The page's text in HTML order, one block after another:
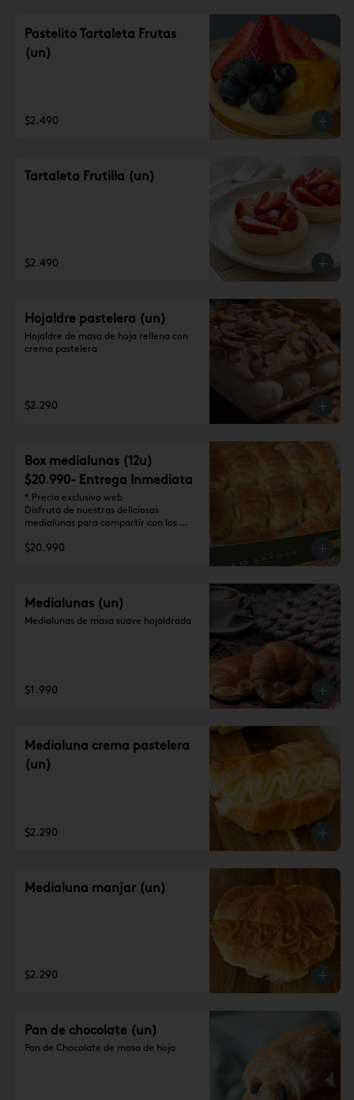
Pastelito Tartaleta Frutas
(un)
$2.490
Tartaleta Frutilla (un)
$2.490
Hojaldre pastelera (un)
Hojaldre de masa de hoja rellena con
crema pastelera
$2.290
Box medialunas (12u)
$20.990- Entrega Inmediata
* Precio exclusivo web
Disfruta de nuestras deliciosas
medialunas para compartir con los
$20.990
Medialunas (un)
Medialunas de masa suave hojaldrada
$1.990
Medialuna crema pastelera
(un)
$2.290
Medialuna manjar (un)
$2.290
Pan de chocolate (un)
Pan de Chocolate de masa de hoja